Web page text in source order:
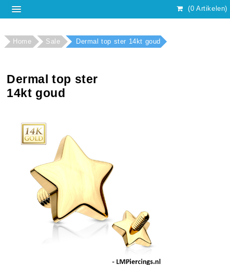
(0 Artikelen)
Home Sale Dermal top ster 14kt goud
Dermal top ster
14kt goud